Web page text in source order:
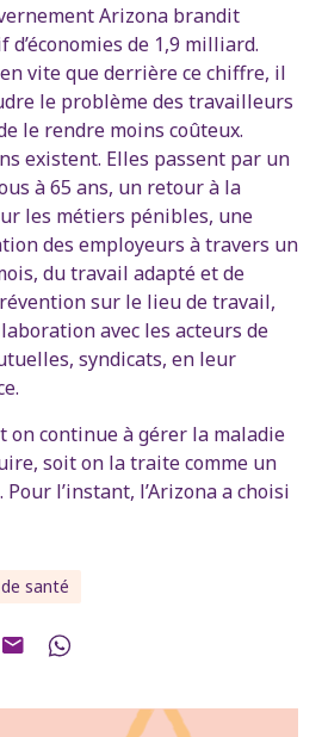
Arizona brandit
de 1,9 milliard.
vite que derrière ce chiffre, il
le problème des travailleurs
le rendre moins coûteux.
existent. Elles passent par un
à 65 ans, un retour à la
les métiers pénibles, une
des employeurs à travers un
du travail adapté et de
sur le lieu de travail,
avec les acteurs de
syndicats, en leur
on continue à gérer la maladie
soit on la traite comme un
l’instant, l’Arizona a choisi
santé